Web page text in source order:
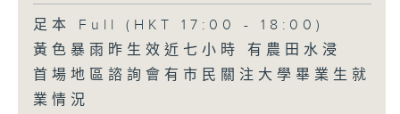
足本 Full (HKT 17:00 - 18:00)
黃色暴雨昨生效近七小時 有農田水浸
首場地區諮詢會有市民關注大學畢業生就
業情況